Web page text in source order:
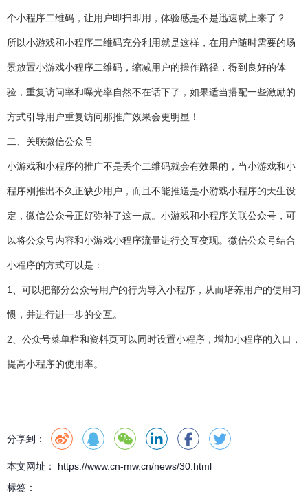
个小程序二维码，让用户即扫即用，体验感是不是迅速就上来了？
所以小游戏和小程序二维码充分利用就是这样，在用户随时需要的场
景放置小游戏小程序二维码，缩减用户的操作路径，得到良好的体
验，重复访问率和曝光率自然不在话下了，如果适当搭配一些激励的
方式引导用户重复访问那推广效果会更明显！
二、关联微信公众号
小游戏和小程序的推广不是丢个二维码就会有效果的，当小游戏和小
程序刚推出不久正缺少用户，而且不能推送是小游戏小程序的天生设
定，微信公众号正好弥补了这一点。小游戏和小程序关联公众号，可
以将公众号内容和小游戏小程序流量进行交互变现。微信公众号结合
小程序的方式可以是：
1、可以把部分公众号用户的行为导入小程序，从而培养用户的使用习
惯，并进行进一步的交互。
2、公众号菜单栏和资料页可以同时设置小程序，增加小程序的入口，
提高小程序的使用率。
分享到：
本文网址： https://www.cn-mw.cn/news/30.html
标签：